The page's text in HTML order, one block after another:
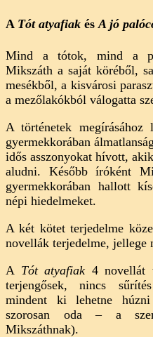
A Tót atyafiak ésA jó
Mind a tótok, mind a
Mikszáth a saját köréből,
mesékből, a kisvárosi
a mezőlakókból válogatta
A történetek
gyermekkorában
idős asszonyokat hívott,
aludni. Később íróként
gyermekkorában hallott
népi hiedelmeket.
A két kötet terjedelme
novellák terjedelme, jellege
A Tót atyafiak 4 novellát
terjengősek, nincs
mindent ki lehetne
szorosan oda – a
Mikszáthnak).